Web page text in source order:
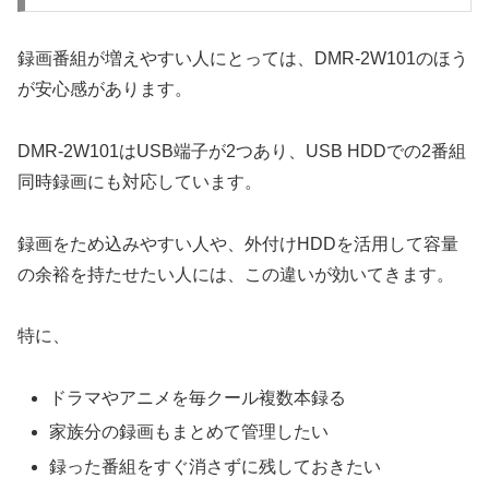
録画番組が増えやすい人にとっては、DMR-2W101のほう
が安心感があります。
DMR-2W101はUSB端子が2つあり、USB HDDでの2番組
同時録画にも対応しています。
録画をため込みやすい人や、外付けHDDを活用して容量
の余裕を持たせたい人には、この違いが効いてきます。
特に、
ドラマやアニメを毎クール複数本録る
家族分の録画もまとめて管理したい
録った番組をすぐ消さずに残しておきたい